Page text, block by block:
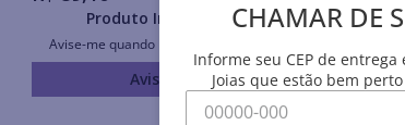
Produto Indisponível
Avise-me quando retornar ao estoque
Avise-me
CHAMAR DE
Informe seu CEP de entrega
Joias que estão bem